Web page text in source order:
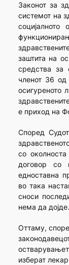
Законот за
системот на
заштита на
средства за
членот 36
осигуреното
е приход на
Според
со
договор со
едноставна
во така
сноси
нема да дојде.
Оттаму,
изберат